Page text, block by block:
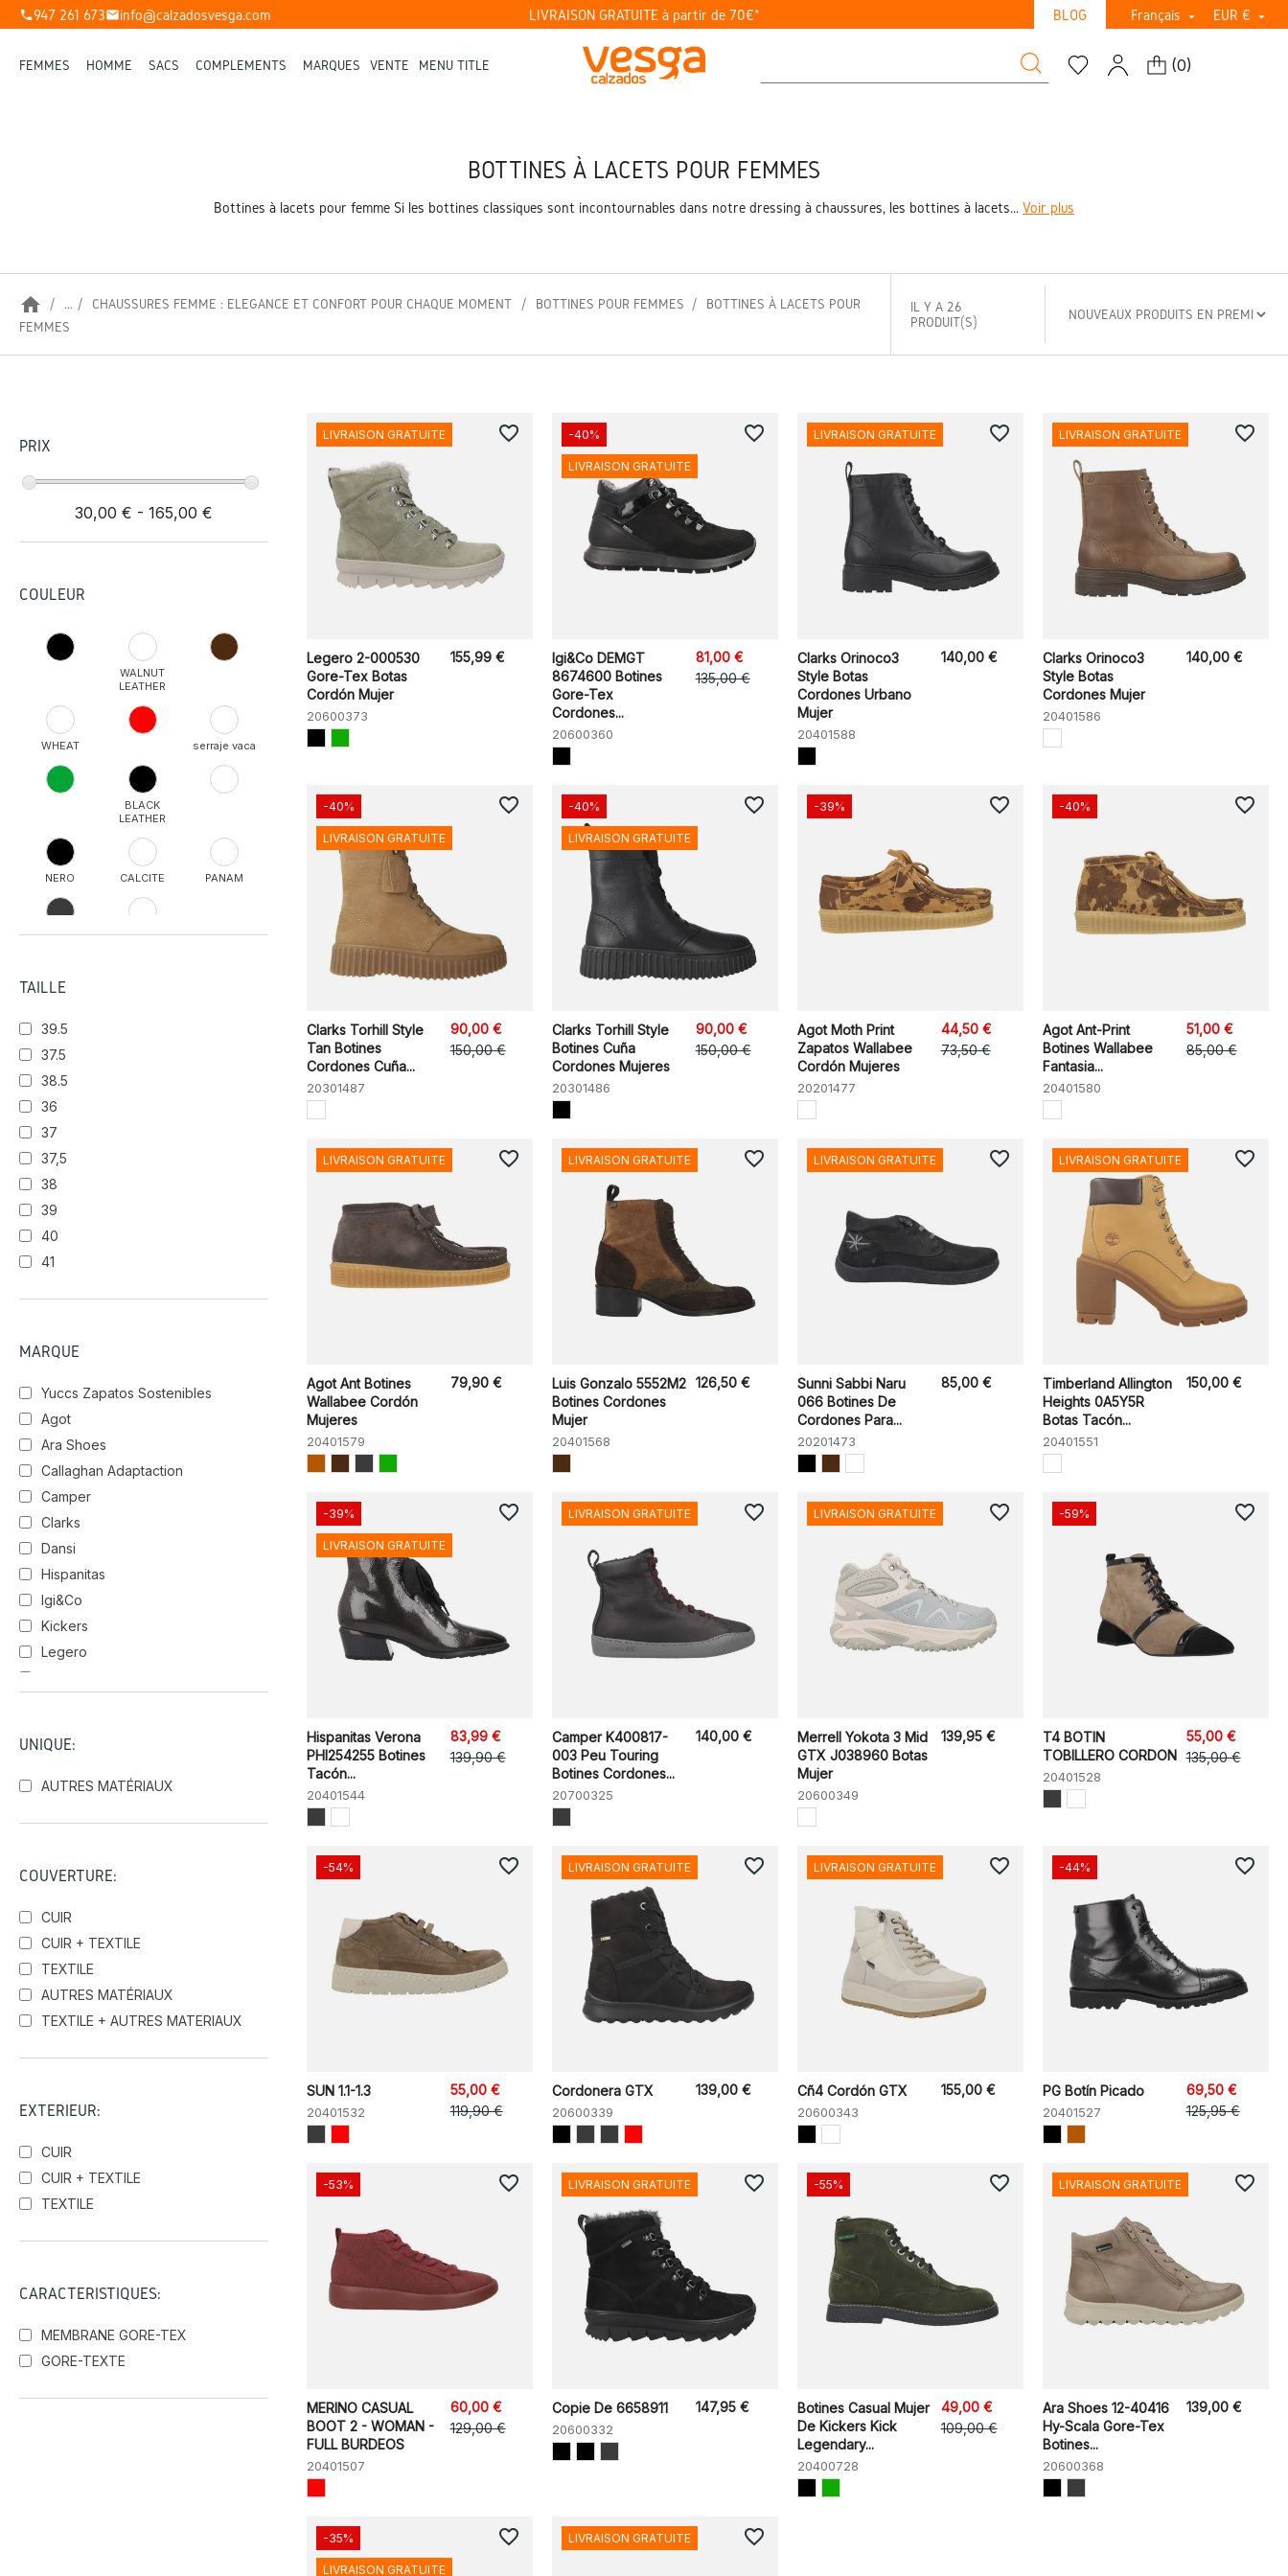
phone947 261 673mailinfo@calzadosvesga.com LIVRAISON GRATUITE à partir de 70€* BLOG Français  EUR € 
FEMMES HOMME SACS COMPLÉMENTS MARQUES VENTE MENU TITLE (0)
BOTTINES À LACETS POUR FEMMES
Bottines à lacets pour femme Si les bottines classiques sont incontournables dans notre dressing à chaussures, les bottines à lacets... Voir plus
home ... CHAUSSURES FEMME : ÉLÉGANCE ET CONFORT POUR CHAQUE MOMENT BOTTINES POUR FEMMES
BOTTINES À LACETS POUR
FEMMES
IL Y A 26
PRODUIT(S)
PRIX
30,00 € - 165,00 €
COULEUR
WALNUT
LEATHER
WHEAT serraje vaca
BLACK
LEATHER
NERO CALCITE PANAM
LIGHT TAN
TAILLE
39.5
37.5
38.5
36
37
37,5
38
39
40
41
MARQUE
Yuccs Zapatos Sostenibles
Agot
Ara Shoes
Callaghan Adaptaction
Camper
Clarks
Dansi
Hispanitas
Igi&Co
Kickers
Legero
Timberland
UNIQUE:
AUTRES MATÉRIAUX
COUVERTURE:
CUIR
CUIR + TEXTILE
TEXTILE
AUTRES MATÉRIAUX
TEXTILE + AUTRES MATERIAUX
EXTÉRIEUR:
CUIR
CUIR + TEXTILE
TEXTILE
CARACTÉRISTIQUES:
MEMBRANE GORE-TEX
GORE-TEXTE
Legero 2-000530
Gore-Tex Botas
Cordón Mujer
20600373
155,99 €
LIVRAISON GRATUITE favorite_border
Igi&Co DEMGT
8674600 Botines
Gore-Tex
Cordones...
20600360
81,00 €
135,00 €
-40%
LIVRAISON GRATUITE
favorite_border
Clarks Orinoco3
Style Botas
Cordones Urbano
Mujer
20401588
140,00 €
LIVRAISON GRATUITE favorite_border
Clarks Orinoco3
Style Botas
Cordones Mujer
20401586
140,00 €
LIVRAISON GRATUITE favorite_border
Clarks Torhill Style
Tan Botines
Cordones Cuña...
20301487
90,00 €
150,00 €
-40%
LIVRAISON GRATUITE
favorite_border
Clarks Torhill Style
Botines Cuña
Cordones Mujeres
20301486
90,00 €
150,00 €
-40%
LIVRAISON GRATUITE
favorite_border
Agot Moth Print
Zapatos Wallabee
Cordón Mujeres
20201477
44,50 €
73,50 €
-39% favorite_border
Agot Ant-Print
Botines Wallabee
Fantasia...
20401580
51,00 €
85,00 €
-40% favorite_border
Agot Ant Botines
Wallabee Cordón
Mujeres
20401579
79,90 €
LIVRAISON GRATUITE favorite_border
Luis Gonzalo 5552M2
Botines Cordones
Mujer
20401568
126,50 €
LIVRAISON GRATUITE favorite_border
Sunni Sabbi Naru
066 Botines De
Cordones Para...
20201473
85,00 €
LIVRAISON GRATUITE favorite_border
Timberland Allington
Heights 0A5Y5R
Botas Tacón...
20401551
150,00 €
LIVRAISON GRATUITE favorite_border
Hispanitas Verona
PHI254255 Botines
Tacón...
20401544
83,99 €
139,90 €
-39%
LIVRAISON GRATUITE
favorite_border
Camper K400817-
003 Peu Touring
Botines Cordones...
20700325
140,00 €
LIVRAISON GRATUITE favorite_border
Merrell Yokota 3 Mid
GTX J038960 Botas
Mujer
20600349
139,95 €
LIVRAISON GRATUITE favorite_border
T4 BOTIN
TOBILLERO CORDON
20401528
55,00 €
135,00 €
-59% favorite_border
SUN 1.1-1.3
20401532
55,00 €
119,90 €
-54% favorite_border
Cordonera GTX
20600339
139,00 €
LIVRAISON GRATUITE favorite_border
Cñ4 Cordón GTX
20600343
155,00 €
LIVRAISON GRATUITE favorite_border
PG Botín Picado
20401527
69,50 €
125,95 €
-44% favorite_border
MERINO CASUAL
BOOT 2 - WOMAN -
FULL BURDEOS
20401507
60,00 €
129,00 €
-53% favorite_border
Copie De 6658911
20600332
147,95 €
LIVRAISON GRATUITE favorite_border
Botines Casual Mujer
De Kickers Kick
Legendary...
20400728
49,00 €
109,00 €
-55% favorite_border
Ara Shoes 12-40416
Hy-Scala Gore-Tex
Botines...
20600368
139,00 €
LIVRAISON GRATUITE favorite_border
-35%
LIVRAISON GRATUITE
favorite_border LIVRAISON GRATUITE favorite_border